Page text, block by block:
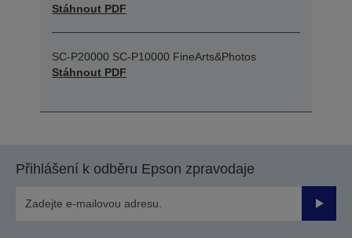
Stáhnout PDF
SC-P20000 SC-P10000 FineArts&Photos
Stáhnout PDF
Přihlášení k odběru Epson zpravodaje